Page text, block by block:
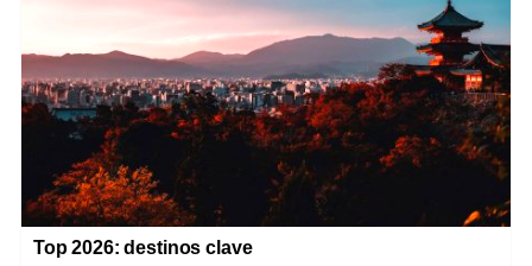
Top 2026: destinos clave